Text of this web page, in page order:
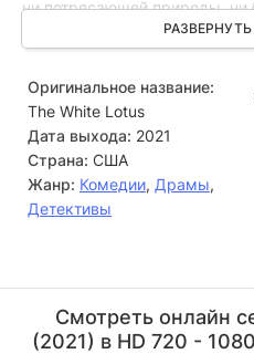
ни потрясающей природы, ни
мысли заняты собственными
руководительница в крупной
её муж Марк, постоянно
легкомысленности. Врачи
онкологическое
необходимого обследования.
лишь усугубляет и без того
между супругами.
Оригинальное название:
The White Lotus
Дата выхода: 2021
Страна: США
Жанр: Комедии, Драмы,
Детективы
(Timothy Ratliff)
Смотреть онлайн
(2021) в HD 720 -